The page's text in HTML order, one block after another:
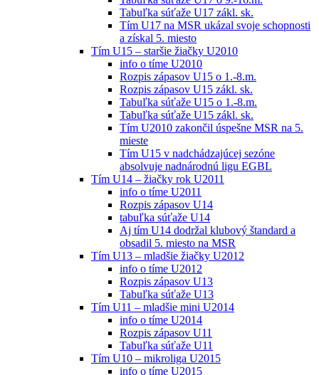
Tabuľka súťaže U17 zákl. sk.
Tím U17 na MSR ukázal svoje schopnosti
a získal 5. miesto
Tím U15 – staršie žiačky U2010
info o tíme U2010
Rozpis zápasov U15 o 1.-8.m.
Rozpis zápasov U15 zákl. sk.
Tabuľka súťaže U15 o 1.-8.m.
Tabuľka súťaže U15 zákl. sk.
Tím U2010 zakončil úspešne MSR na 5.
mieste
Tím U15 v nadchádzajúcej sezóne
absolvuje nadnárodnú ligu EGBL
Tím U14 – žiačky rok U2011
info o tíme U2011
Rozpis zápasov U14
tabuľka súťaže U14
Aj tím U14 dodržal klubový štandard a
obsadil 5. miesto na MSR
Tím U13 – mladšie žiačky U2012
info o tíme U2012
Rozpis zápasov U13
Tabuľka súťaže U13
Tím U11 – mladšie mini U2014
info o tíme U2014
Rozpis zápasov U11
Tabuľka súťaže U11
Tím U10 – mikroliga U2015
info o tíme U2015